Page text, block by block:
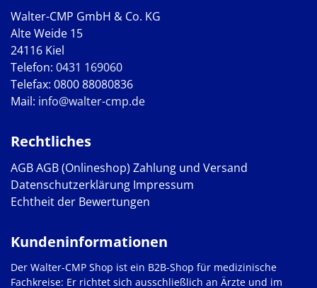
Walter-CMP GmbH & Co. KG
Alte Weide 15
24116 Kiel
Telefon: 0431 169060
Telefax: 0800 88080836
Mail: info@walter-cmp.de
Rechtliches
AGBAGB (Onlineshop) Zahlung und Versand
Datenschutzerklärung Impressum
Echtheit der Bewertungen
Kundeninformationen
Der Walter-CMP Shop ist ein B2B-Shop für medizinische
Fachkreise: Er richtet sich ausschließlich an Ärzte und im